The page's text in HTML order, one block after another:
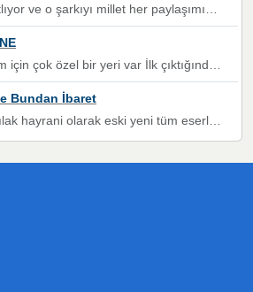
alıyor ki şarkıyı dinlemeden şarkıdan bikıyorsun Ama bu enteresan bir şekilde dillere dolanıyor millet olarak seviyoruz dertlerle boğuşurken bir yandan da göbek atmayi))) diyeceklerim bu kadar güzel hoş bir sayfa emeğinize sağlık arkadaşlar kolay gelsin
ve YouTube'dan aratıp Bu ilahiyi bulmuştum ve sonra müdavimi oldum günlük Ben de 3-5 kere dinleyip ezberleyip artık ilahiye bende eşlik ediyorum yüksek sesle Allah razı olsun hizmet nimettir Rabbim sizin zahmetlerinize de hayırlı nimetler versin Selam ve dua ile Allah'a emanet olun
Bundan İbaret
eserlerini keyifle huzurla dinleyenlerden birisiyim, emeğine saygı duyan gönül veren bunu en güzel şekilde sevenlerine ulaştıran siz değerli sayfa yöneticilerine de teşekkür ederim